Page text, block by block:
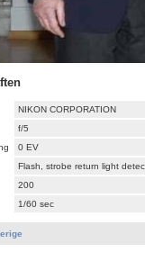
NIKON CORPORATION
f/5
0 EV
Flash, strobe return light
200
1/60 sec